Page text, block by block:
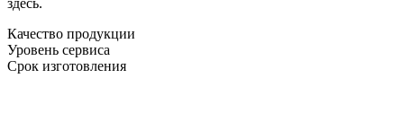
Качество продукции
Уровень сервиса
Срок изготовления